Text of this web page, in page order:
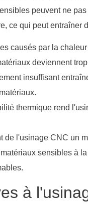
peuvent ne
ce qui peut entraîner
causés par la
deviennent
insuffisant
thermique rend
de l'usinage CNC un
sensibles à
à